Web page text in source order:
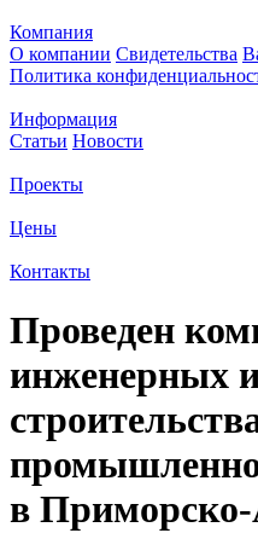
Компания
О компании Свидетельства
Политика
Информация
Статьи Новости
Проекты
Цены
Контакты
Проведен
инженерных
в Приморско-